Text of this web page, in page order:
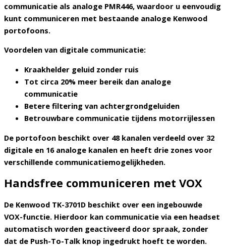
communicatie als analoge PMR446, waardoor u eenvoudig
kunt communiceren met bestaande analoge Kenwood
portofoons.
Voordelen van digitale communicatie:
Kraakhelder geluid zonder ruis
Tot circa 20% meer bereik dan analoge
communicatie
Betere filtering van achtergrondgeluiden
Betrouwbare communicatie tijdens motorrijlessen
De portofoon beschikt over 48 kanalen verdeeld over 32
digitale en 16 analoge kanalen en heeft drie zones voor
verschillende communicatiemogelijkheden.
Handsfree communiceren met VOX
De Kenwood TK-3701D beschikt over een ingebouwde
VOX-functie. Hierdoor kan communicatie via een headset
automatisch worden geactiveerd door spraak, zonder
dat de Push-To-Talk knop ingedrukt hoeft te worden.